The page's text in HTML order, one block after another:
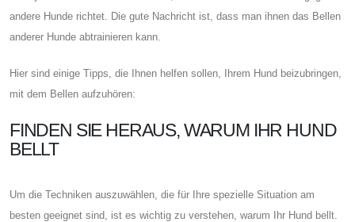
andere Hunde richtet. Die gute Nachricht ist, dass man ihnen das Bellen
anderer Hunde abtrainieren kann.
Hier sind einige Tipps, die Ihnen helfen sollen, Ihrem Hund beizubringen,
mit dem Bellen aufzuhören:
FINDEN SIE HERAUS, WARUM IHR HUND
BELLT
Um die Techniken auszuwählen, die für Ihre spezielle Situation am
besten geeignet sind, ist es wichtig zu verstehen, warum Ihr Hund bellt.